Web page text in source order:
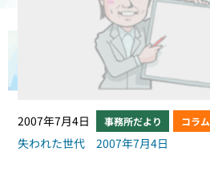
2007年7月4日 事務所だより コラム
失われた世代 2007年7月4日